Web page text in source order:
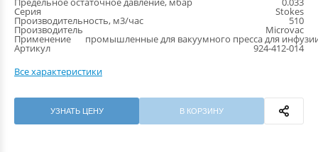
Серия Stokes
Производительность, м3/час 510
Производитель Microvac
Применение промышленные для вакуумного пресса для
Артикул
924-412-014
Все характеристики
УЗНАТЬ ЦЕНУ В КОРЗИНУ